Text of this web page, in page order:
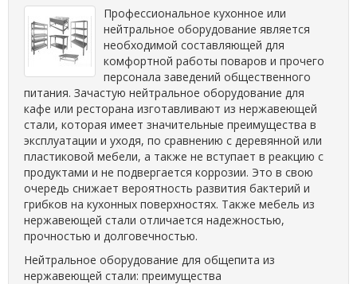
Профессиональное кухонное или
нейтральное оборудование является
необходимой составляющей для
комфортной работы поваров и прочего
персонала заведений общественного
питания. Зачастую нейтральное оборудование для
кафе или ресторана изготавливают из нержавеющей
стали, которая имеет значительные преимущества в
эксплуатации и уходя, по сравнению с деревянной или
пластиковой мебели, а также не вступает в реакцию с
продуктами и не подвергается коррозии. Это в свою
очередь снижает вероятность развития бактерий и
грибков на кухонных поверхностях. Также мебель из
нержавеющей стали отличается надежностью,
прочностью и долговечностью.
Нейтральное оборудование для общепита из
нержавеющей стали: преимущества